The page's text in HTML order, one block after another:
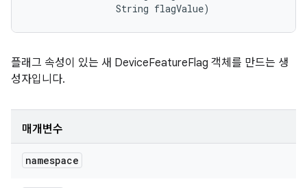
                String flagValue)
플래그 속성이 있는 새 DeviceFeatureFlag 객체를 만드는 생
성자입니다.
매개변수
namespace